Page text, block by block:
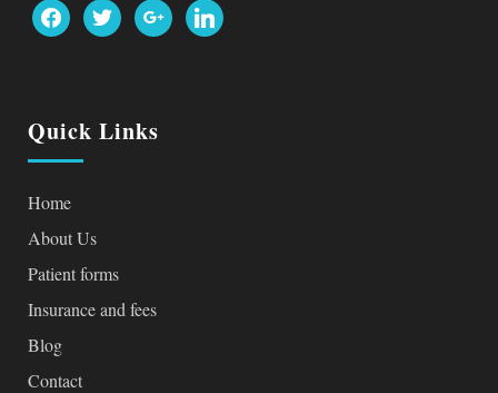
facebooktwitter googlelinkedin
Quick Links
Home
About Us
Patient forms
Insurance and fees
Blog
Contact